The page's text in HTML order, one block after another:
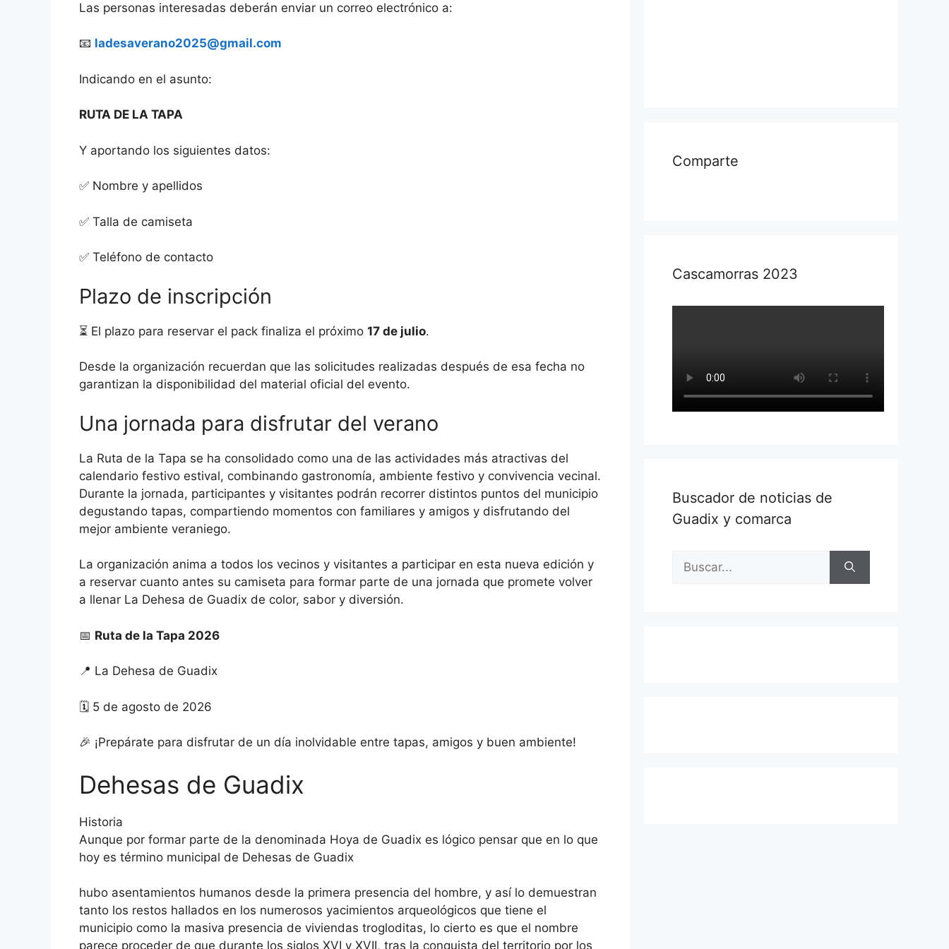
Las personas interesadas deberán enviar un correo electrónico a:
📧 ladesaverano2025@gmail.com
Indicando en el asunto:
RUTA DE LA TAPA
Y aportando los siguientes datos:
✅ Nombre y apellidos
✅ Talla de camiseta
✅ Teléfono de contacto
Plazo de inscripción
⏳ El plazo para reservar el pack finaliza el próximo 17 de julio.
Desde la organización recuerdan que las solicitudes realizadas después de esa fecha no
garantizan la disponibilidad del material oficial del evento.
Una jornada para disfrutar del verano
La Ruta de la Tapa se ha consolidado como una de las actividades más atractivas del
calendario festivo estival, combinando gastronomía, ambiente festivo y convivencia vecinal.
Durante la jornada, participantes y visitantes podrán recorrer distintos puntos del municipio
degustando tapas, compartiendo momentos con familiares y amigos y disfrutando del
mejor ambiente veraniego.
La organización anima a todos los vecinos y visitantes a participar en esta nueva edición y
a reservar cuanto antes su camiseta para formar parte de una jornada que promete volver
a llenar La Dehesa de Guadix de color, sabor y diversión.
📅 Ruta de la Tapa 2026
📍 La Dehesa de Guadix
🗓️ 5 de agosto de 2026
🎉 ¡Prepárate para disfrutar de un día inolvidable entre tapas, amigos y buen ambiente!
Dehesas de Guadix
Historia
Aunque por formar parte de la denominada Hoya de Guadix es lógico pensar que en lo que
hoy es término municipal de Dehesas de Guadix
hubo asentamientos humanos desde la primera presencia del hombre, y así lo demuestran
tanto los restos hallados en los numerosos yacimientos arqueológicos que tiene el
municipio como la masiva presencia de viviendas trogloditas, lo cierto es que el nombre
parece proceder de que durante los siglos XVI y XVII, tras la conquista del territorio por los
Comparte
Cascamorras 2023
Buscador de noticias de
Guadix y comarca
Buscar: